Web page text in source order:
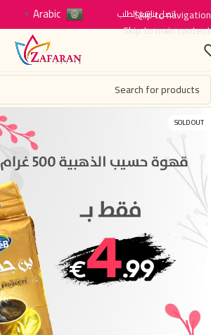
Skip to navigation
Skip to main content
اتصل بناتتبع الطلب Arabic
▼
SOLD OUT